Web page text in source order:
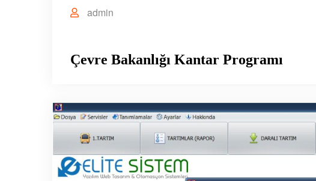
admin
Çevre Bakanlığı Kantar Programı